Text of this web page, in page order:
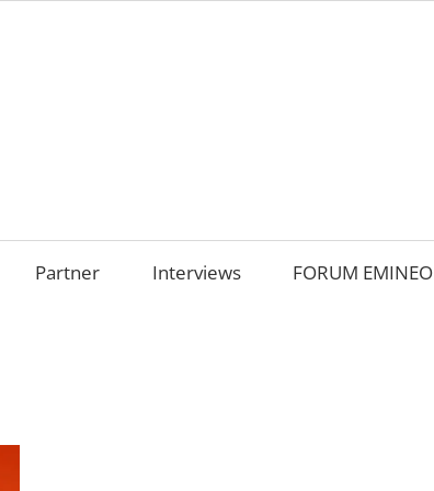
Partner Interviews FORUM EMINEO